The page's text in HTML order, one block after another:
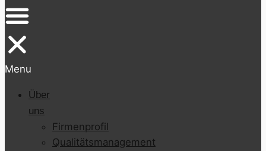
Menu
Über
uns
Firmenprofil
Qualitätsmanagement